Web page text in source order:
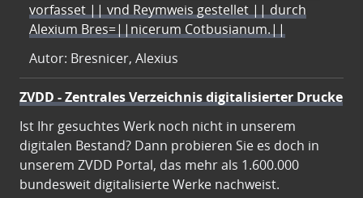
vorfasset || vnd Reymweis gestellet || durch
Alexium Bres=||nicerum Cotbusianum.||
Autor: Bresnicer, Alexius
ZVDD - Zentrales Verzeichnis digitalisierter Drucke
Ist Ihr gesuchtes Werk noch nicht in unserem
digitalen Bestand? Dann probieren Sie es doch in
unserem ZVDD Portal, das mehr als 1.600.000
bundesweit digitalisierte Werke nachweist.